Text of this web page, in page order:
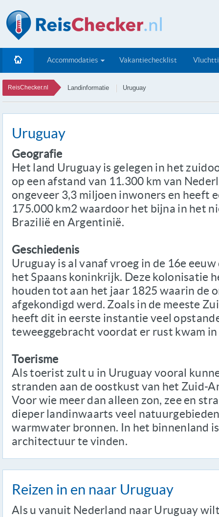
Accommodaties Vakantiechecklist
ReisChecker.nl Landinformatie Uruguay
Uruguay
Geografie
Het land Uruguay is gelegen in het
op een afstand van 11.300 km van
ongeveer 3,3 miljoen inwoners en heeft
175.000 km2 waardoor het bijna in het
Brazilië en Argentinië.
Geschiedenis
Uruguay is al vanaf vroeg in de 16e
het Spaans koninkrijk. Deze kolonisatie
houden tot aan het jaar 1825 waarin de
afgekondigd werd. Zoals in de meeste
heeft dit in eerste instantie veel
teweeggebracht voordat er rust kwam
Toerisme
Als toerist zult u in Uruguay vooral
stranden aan de oostkust van het Zuid-
Voor wie meer dan alleen zon, zee en
dieper landinwaarts veel
warmwater bronnen. In het binnenland
architectuur te vinden.
Reizen in en naar Uruguay
Als u vanuit Nederland naar Uruguay